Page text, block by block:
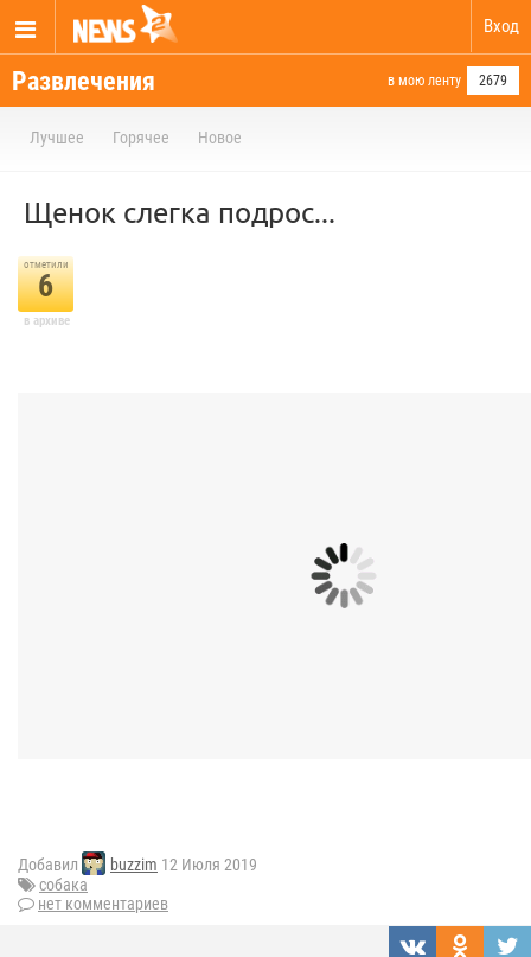
Вход
Развлечения в мою ленту 2679
Лучшее Горячее Новое
Щенок слегка подрос...
отметили
6
в архиве
Добавил buzzim 12 Июля 2019
собака
нет комментариев